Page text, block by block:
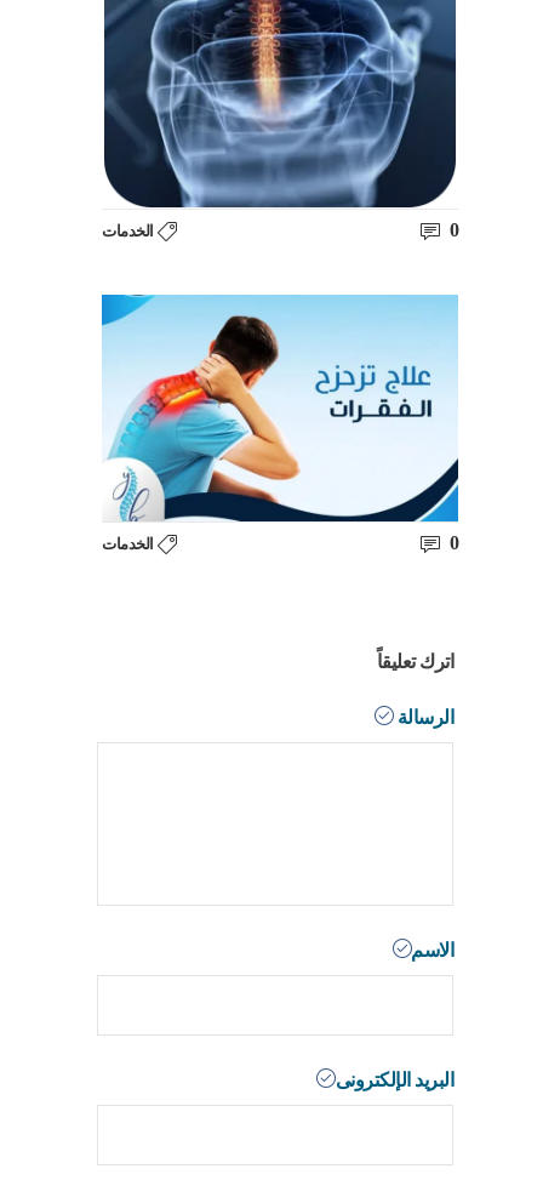
الخدمات 0
الخدمات 0
اترك تعليقاً
الرسالة
الاسم
البريد الإلكترونى